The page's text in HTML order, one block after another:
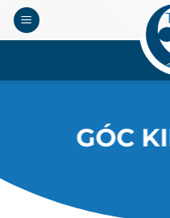
Chuyển
đến
GÓC